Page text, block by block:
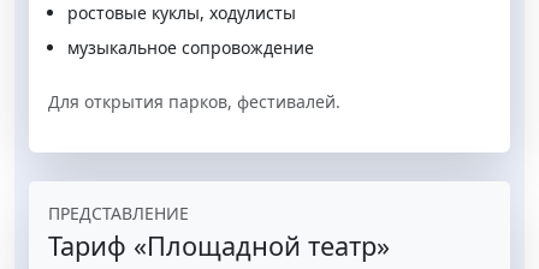
ростовые куклы, ходулисты
музыкальное сопровождение
Для открытия парков, фестивалей.
ПРЕДСТАВЛЕНИЕ
Тариф «Площадной театр»